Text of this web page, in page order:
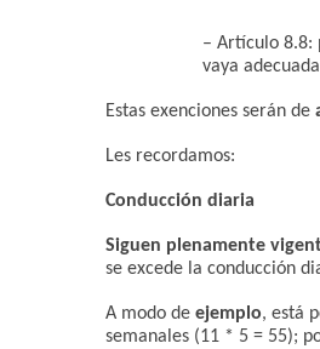
– Artículo 8.8:
vaya
Estas exenciones serán de
Les recordamos:
Conducción diaria
Siguen plenamente
se excede la conducción
A modo de ejemplo, está
semanales (11 * 5 = 55);